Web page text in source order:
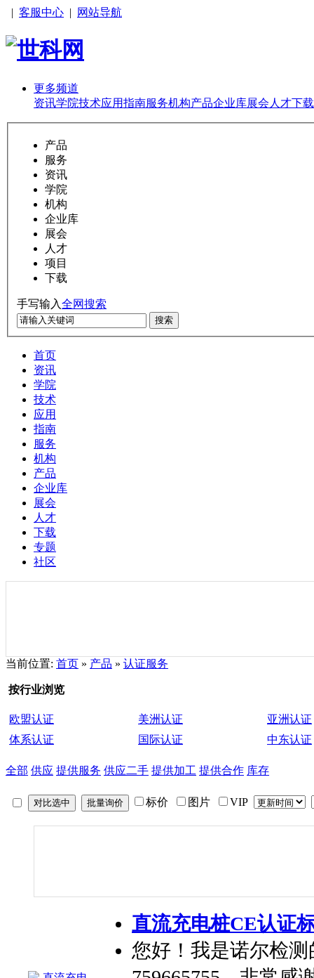
| 客服中心 | 网站导航
更多频道
资讯学院技术应用指南服务机构产品企业库展会 人才下载
产品
服务
资讯
学院
机构
企业库
展会
人才
项目
下载
手写输入全网搜索
搜索
首页
资讯
学院
技术
应用
指南
服务
机构
产品
企业库
展会
人才
下载
专题
社区
当前位置: 首页 » 产品 » 认证服务
按行业浏览
欧盟认证 美洲认证
亚洲认证
体系认证
国际认证 中东认证
全部 供应 提供服务 供应二手 提供加工 提供合作 库存
标价 图片 VIP
直流充电桩CE认证
您好！我是诺尔检测